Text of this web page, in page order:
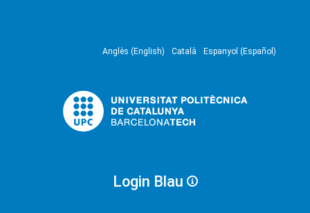
Anglès (English) Català Espanyol (Español)
Login Blau